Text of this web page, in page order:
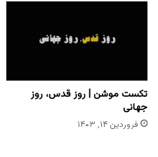
تکست موشن | روز قدس، روز
جهانی
فروردین ۱۴, ۱۴۰۳